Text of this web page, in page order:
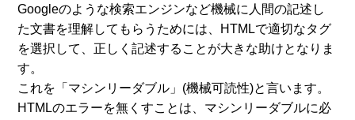
Googleのような検索エンジンなど機械に人間の記述し
た文書を理解してもらうためには、HTMLで適切なタグ
を選択して、正しく記述することが大きな助けとなりま
す。
これを「マシンリーダブル」(機械可読性)と言います。
HTMLのエラーを無くすことは、マシンリーダブルに必